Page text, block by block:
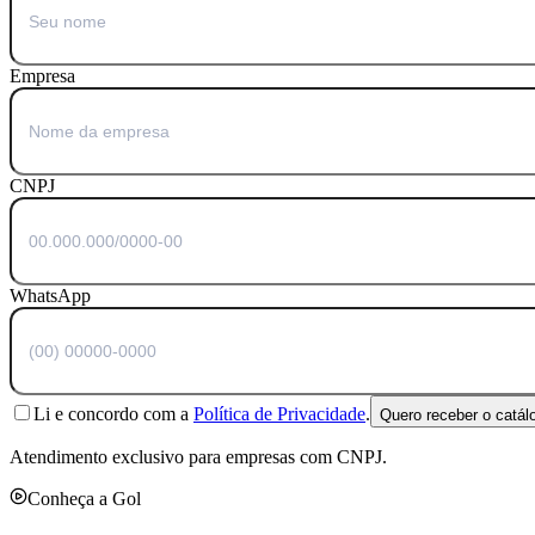
Empresa
CNPJ
WhatsApp
Li e concordo com a Política de Privacidade. Quero receber o
Atendimento exclusivo para empresas com CNPJ.
Conheça a Gol